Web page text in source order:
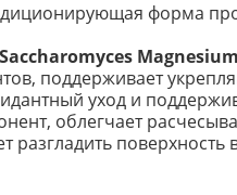
форма
поддерживает
уход и
облегчает
поверхность